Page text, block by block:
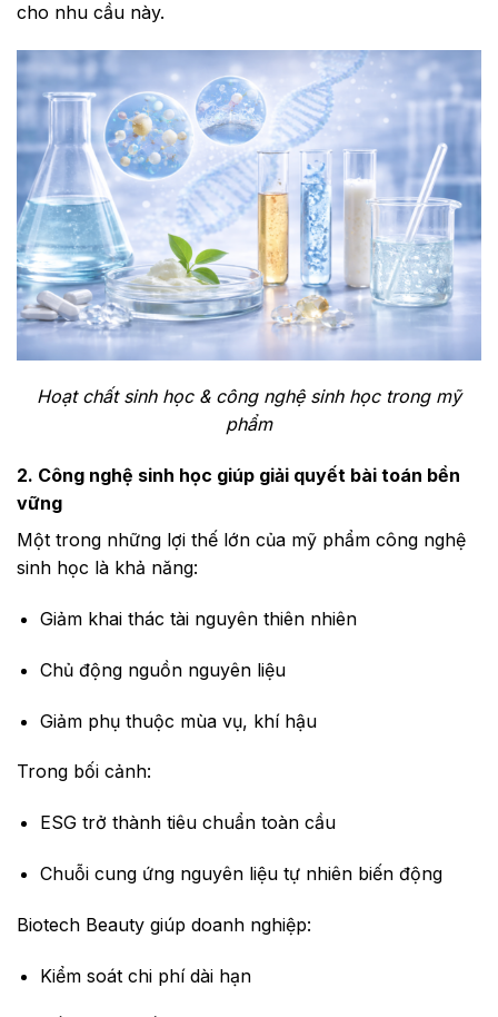
cho nhu cầu này.
Hoạt chất sinh học & công nghệ sinh học trong mỹ
phẩm
2. Công nghệ sinh học giúp giải quyết bài toán bền
vững
Một trong những lợi thế lớn của mỹ phẩm công nghệ
sinh học là khả năng:
Giảm khai thác tài nguyên thiên nhiên
Chủ động nguồn nguyên liệu
Giảm phụ thuộc mùa vụ, khí hậu
Trong bối cảnh:
ESG trở thành tiêu chuẩn toàn cầu
Chuỗi cung ứng nguyên liệu tự nhiên biến động
Biotech Beauty giúp doanh nghiệp:
Kiểm soát chi phí dài hạn